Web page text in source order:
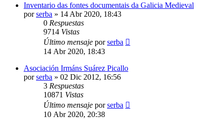
Inventario das fontes documentais da Galicia Medieval
porserba » 14 Abr 2020, 18:43
0 Respuestas
9714 Vistas
Último mensaje porserba
14 Abr 2020, 18:43
Asociación Irmáns Suárez Picallo
porserba » 02 Dic 2012, 16:56
3 Respuestas
10871 Vistas
Último mensaje porserba
10 Abr 2020, 20:38